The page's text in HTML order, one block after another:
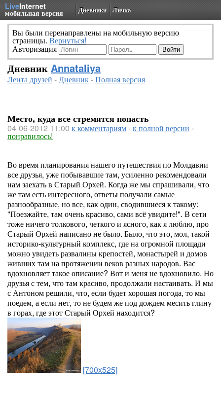
LiveInternet
мобильная версия Дневники Личка
Вы были перенаправлены на мобильную версию
страницы. Вернуться!
Авторизация
Дневник Annataliya
Лента друзей -Дневник-Полная версия
Место, куда все стремятся попасть
04-06-2012 11:00 к комментариям-к полной версии -
понравилось!
Во время планирования нашего путешествия по Молдавии
все друзья, уже побывавшие там, усиленно рекомендовали
нам заехать в Старый Орхей. Когда же мы спрашивали, что
же там есть интересного, ответы получали самые
разнообразные, но все, как один, сводившиеся к такому:
"Поезжайте, там очень красиво, сами всё увидите!". В сети
тоже ничего толкового, четкого и ясного, как я люблю, про
Старый Орхей написано не было. Было, что это, мол, такой
историко-культурный комплекс, где на огромной площади
можно увидеть развалины крепостей, монастырей и домов
живших там на протяжении веков разных народов. Вас
вдохновляет такое описание? Вот и меня не вдохновило. Но
друзья с тем, что там красиво, продолжали настаивать. И мы
с Антоном решили, что, если будет хорошая погода, то мы
поедем, а если нет, то не будем же под дождем месить глину
в горах, где этот Старый Орхей находится?
[700x525]